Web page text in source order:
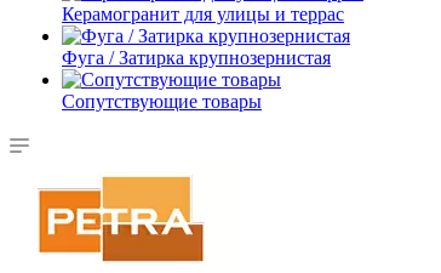
Керамогранит для улицы и террас
Фуга / Затирка крупнозернистая
Сопутствующие товары